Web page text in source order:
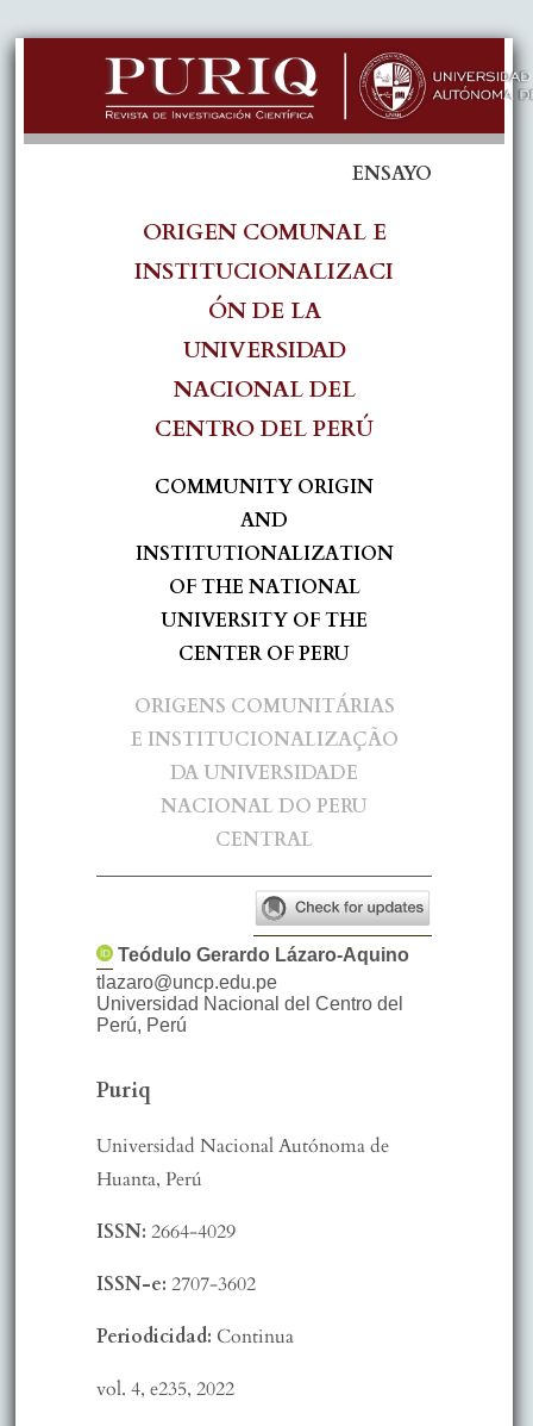
ENSAYO
ORIGEN COMUNAL E
INSTITUCIONALIZACI
ÓN DE LA
UNIVERSIDAD
NACIONAL DEL
CENTRO DEL PERÚ
COMMUNITY ORIGIN
AND
INSTITUTIONALIZATION
OF THE NATIONAL
UNIVERSITY OF THE
CENTER OF PERU
ORIGENS COMUNITÁRIAS
E INSTITUCIONALIZAÇÃO
DA UNIVERSIDADE
NACIONAL DO PERU
CENTRAL
Teódulo Gerardo Lázaro-Aquino
tlazaro@uncp.edu.pe
Universidad Nacional del Centro del
Perú, Perú
Puriq
Universidad Nacional Autónoma de
Huanta, Perú
ISSN: 2664-4029
ISSN-e: 2707-3602
Periodicidad: Continua
vol. 4, e235, 2022